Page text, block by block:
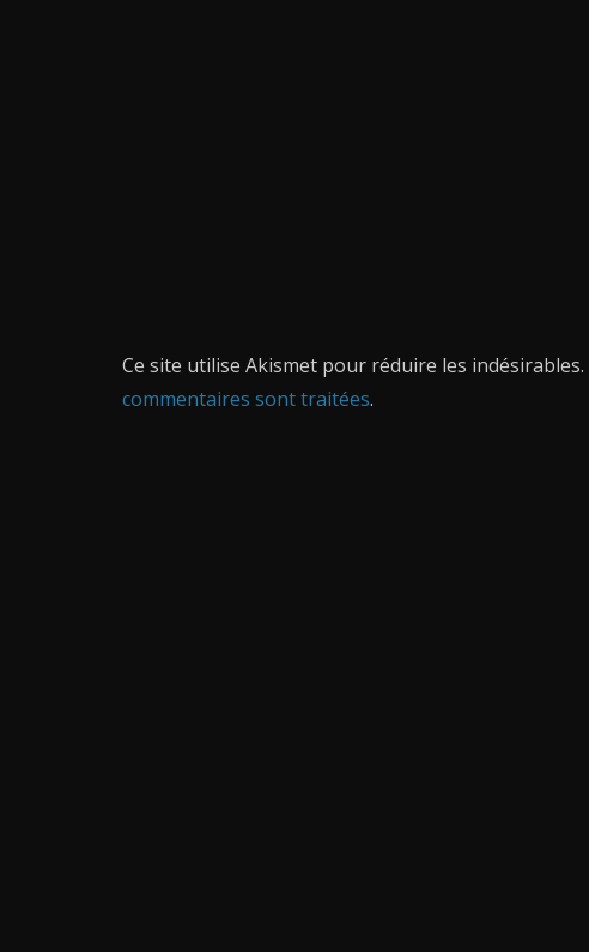
Ce site utilise Akismet pour réduire les indésirables.
commentaires sont traitées.